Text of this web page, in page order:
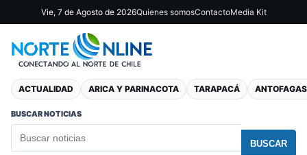
Vie, 7 de Agosto de 2026Quienes somosContactoMedia Kit
ACTUALIDAD ARICA Y PARINACOTA TARAPACÁ
BUSCAR NOTICIAS
BUSCAR